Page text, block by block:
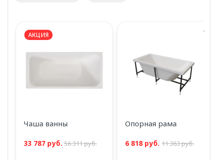
АКЦИЯ
Чаша ванны
33 787 руб. 56 311 руб.
Опорная рама
6 818 руб. 11 363 руб.